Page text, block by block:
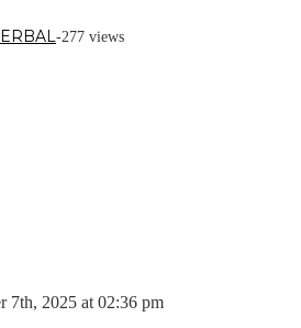
-277 views
7th, 2025 at 02:36 pm